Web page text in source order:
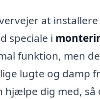
at
speciale i
funktion, men
lugte og damp
hjælpe dig med, så